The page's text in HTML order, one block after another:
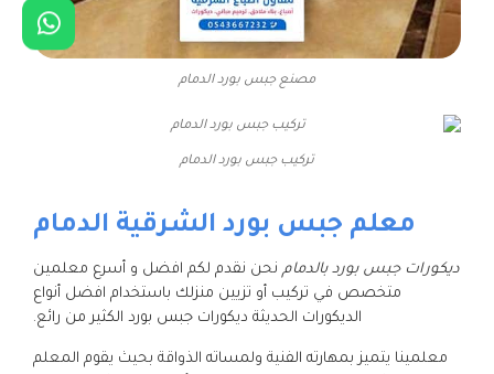
مصنع جبس بورد الدمام
تركيب جبس بورد الدمام
معلم جبس بورد الشرقية الدمام
ديكورات جبس بورد بالدمام نحن نقدم لكم افضل و أسرع معلمين
متخصص في تركيب أو تزيين منزلك باستخدام افضل أنواع
الديكورات الحديثة ديكورات جبس بورد الكثير من رائع.
معلمينا يتميز بمهارته الفنية ولمساته الذواقة بحيث يقوم المعلم